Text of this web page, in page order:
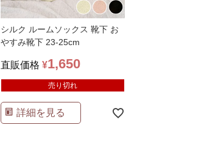
シルク ルームソックス 靴下 お
やすみ靴下 23-25cm
直販価格 ¥1,650
売り切れ
詳細を見る